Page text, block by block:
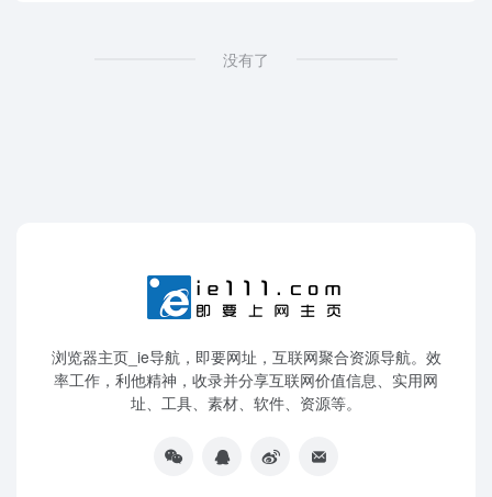
没有了
浏览器主页_ie导航，即要网址，互联网聚合资源导航。效
率工作，利他精神，收录并分享互联网价值信息、实用网
址、工具、素材、软件、资源等。